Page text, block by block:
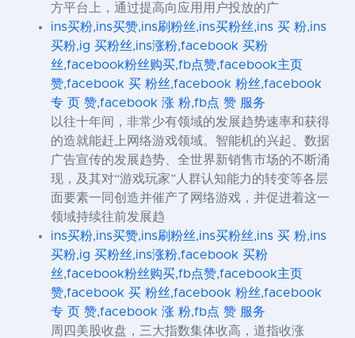
方平台上，通过提高向应用用户投放的广
ins买粉,ins买赞,ins刷粉丝,ins买粉丝,ins 买 粉,ins
买粉,ig 买粉丝,ins涨粉,facebook 买粉
丝,facebook粉丝购买,fb点赞,facebook主页
赞,facebook 买 粉丝,facebook 粉丝,facebook
专 页 赞,facebook 涨 粉,fb点 赞 服务
以往十年间，非常少有领域的发展趋势速率和获得
的造就能赶上网络游戏领域。智能机的兴起、数据
广告宣传的发展趋势、全世界新销售市场的不断涌
现，及其对“游戏玩家”人群认知能力的转变等各层
面要素一同创造并催产了网络游戏，并促进着这一
领域持续往前发展趋
ins买粉,ins买赞,ins刷粉丝,ins买粉丝,ins 买 粉,ins
买粉,ig 买粉丝,ins涨粉,facebook 买粉
丝,facebook粉丝购买,fb点赞,facebook主页
赞,facebook 买 粉丝,facebook 粉丝,facebook
专 页 赞,facebook 涨 粉,fb点 赞 服务
周四美股收盘，三大指数集体收高，道指收涨